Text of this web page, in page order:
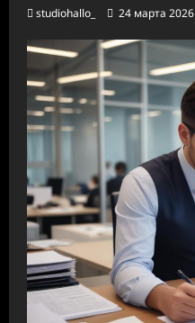
studiohallo_ 24 марта 2026